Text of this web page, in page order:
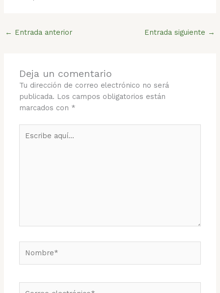
← Entrada anterior Entrada siguiente →
Deja un comentario
Tu dirección de correo electrónico no será
publicada. Los campos obligatorios están
marcados con *
aquí...